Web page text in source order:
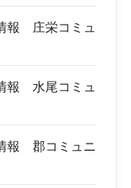
報 庄栄コミュ
報 水尾コミュ
報 郡コミュニ